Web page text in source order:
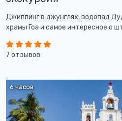
Джиппинг в джунглях, водопад
храмы Гоа и самое интересное о
7 отзывов
6 часов